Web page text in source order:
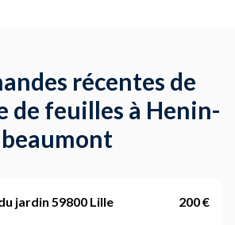
récentes de
de feuilles à Henin-
beaumont
jardin 59800 Lille 200 €